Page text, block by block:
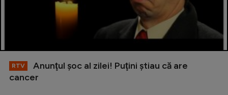
RTV
Anunţul şoc al zilei! Puţini ştiau că are
cancer